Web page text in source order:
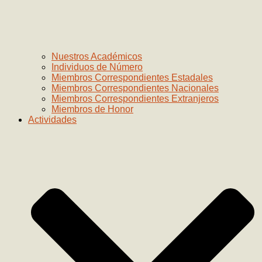
Nuestros Académicos
Individuos de Número
Miembros Correspondientes Estadales
Miembros Correspondientes Nacionales
Miembros Correspondientes Extranjeros
Miembros de Honor
Actividades